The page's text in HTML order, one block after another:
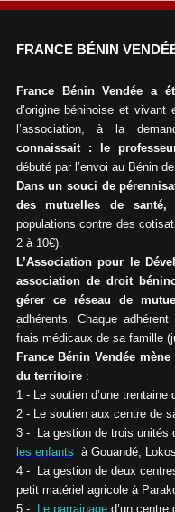
FRANCE BÉNIN
France Bénin Vendée a
d’origine béninoise et vivant
l’association, à la
connaissait : le
débuté par l’envoi au Bénin
Dans un souci de
des mutuelles de santé,
populations contre des
2 à 10€).
L’Association pour le
association de droit
gérer ce réseau de
adhérents. Chaque
frais médicaux de sa famille
France Bénin Vendée
du territoire:
1 - Le soutien d’une trentaine
2 - Le soutien aux centre de
3 - La gestion de trois unités
les enfants à Gouandé,
4 - La gestion de deux
petit matériel agricole à
5 - Le parrainaged’un centre